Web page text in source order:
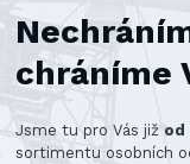
chráníme
Jsme tu pro Vás již od
sortimentu osobních